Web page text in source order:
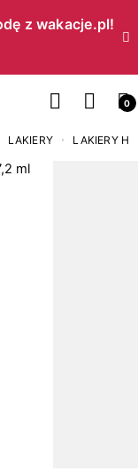
z wakacje.pl!​
0
LAKIERY LAKIERY